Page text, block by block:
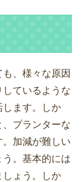
、様々な原因
ているような
します。しか
プランターな
加減が難しい
。基本的には
しょう。しか